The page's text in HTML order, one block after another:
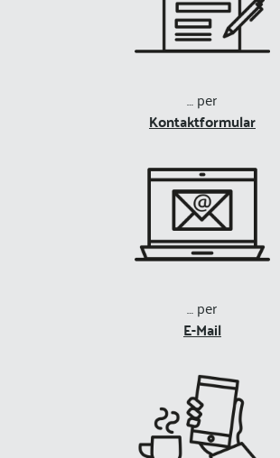
… per
Kontaktformular
… per
E-Mail